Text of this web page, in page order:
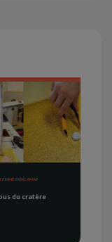
PRIMÉ PRIX LAMAP
du cratère